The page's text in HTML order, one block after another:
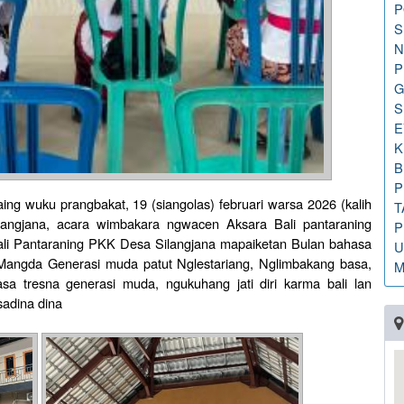
wuku prangbakat, 19 (siangolas) februari warsa 2026 (kalih
acara wimbakara ngwacen Aksara Bali pantaraning
Pantaraning PKK Desa Silangjana mapaiketan Bulan bahasa
Generasi muda patut Nglestariang, Nglimbakang basa,
tresna generasi muda, ngukuhang jati diri karma bali lan
dina